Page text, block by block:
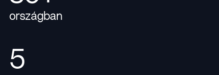
országban
5